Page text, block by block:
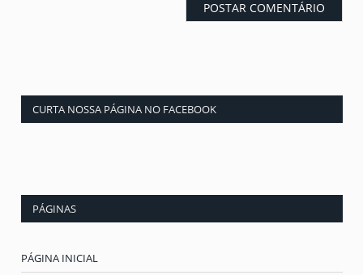
CURTA NOSSA PÁGINA NO FACEBOOK
PÁGINAS
PÁGINA INICIAL